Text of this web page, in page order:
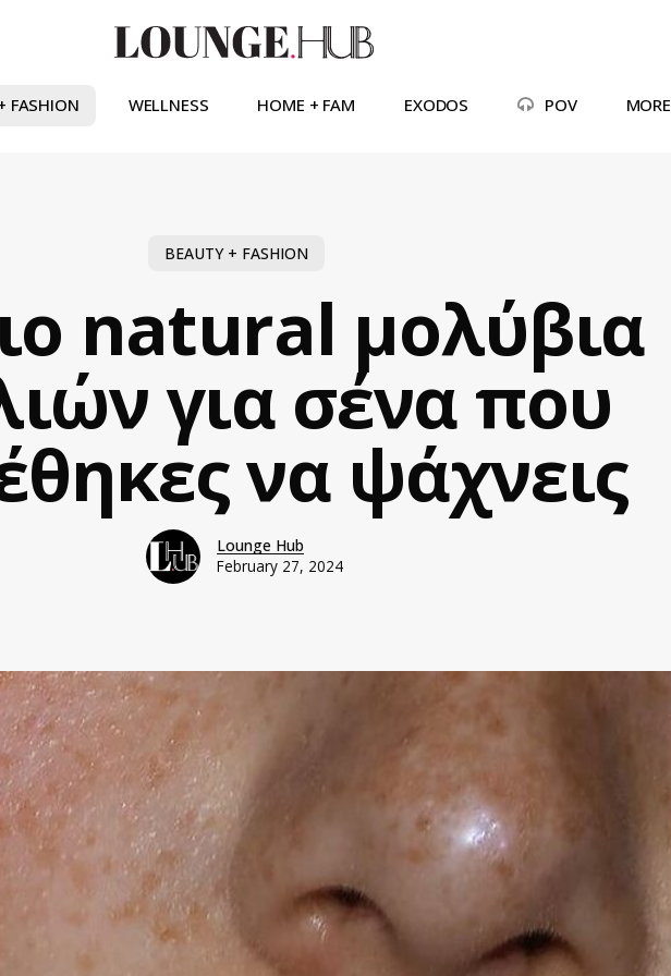
FASHION WELLNESS HOME + FAM EXODOS POV MORE
BEAUTY + FASHION
natural μολύβια
για σένα που
να ψάχνεις
Lounge Hub
February 27, 2024